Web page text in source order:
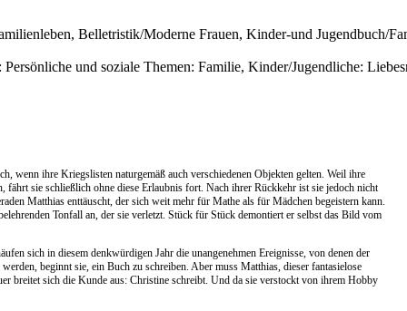
Belletristik/Moderne Frauen, Kinder-und Jugendbuch/
und soziale Themen: Familie, Kinder/Jugendliche:
wenn ihre Kriegslisten naturgemäß auch verschiedenen Objekten gelten. Weil ihre
sie schließlich ohne diese Erlaubnis fort. Nach ihrer Rückkehr ist sie jedoch nicht
Matthias enttäuscht, der sich weit mehr für Mathe als für Mädchen begeistern kann.
Tonfall an, der sie verletzt. Stück für Stück demontiert er selbst das Bild vom
sich in diesem denkwürdigen Jahr die unangenehmen Ereignisse, von denen der
beginnt sie, ein Buch zu schreiben. Aber muss Matthias, dieser fantasielose
breitet sich die Kunde aus: Christine schreibt. Und da sie verstockt von ihrem Hobby